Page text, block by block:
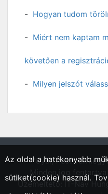
Hogyan tudom
Miért nem kaptam
követően a
Milyen jelszót
"Gyál, Pest
Minden jog
Üzemeltető: IT-Nav
Az oldal a hatékonyabb
sütiket(cookie) használ.